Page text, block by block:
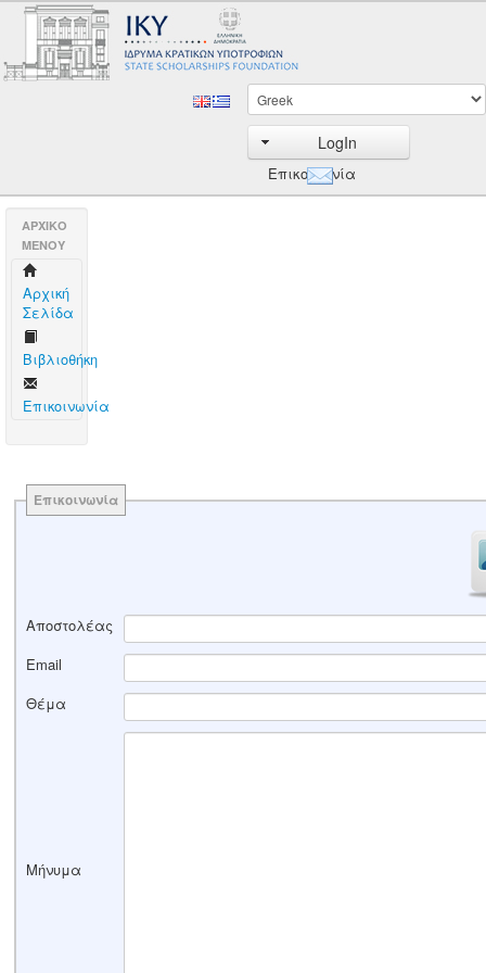
LogIn
Επικοινωνία
AΡΧΙΚΟ
ΜΕΝΟΥ
Aρχική
Σελίδα
Βιβλιοθήκη
Επικοινωνία
Επικοινωνία
Αποστολέας
Email
Θέμα
Μήνυμα